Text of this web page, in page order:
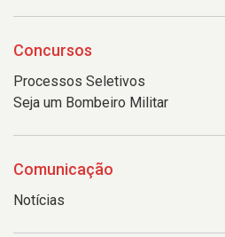
Concursos
Processos Seletivos
Seja um Bombeiro Militar
Comunicação
Notícias